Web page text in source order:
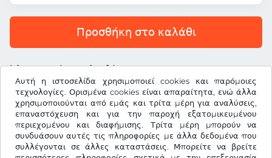
Αυτή η ιστοσελίδα χρησιμοποιεί cookies και παρόμοιες
τεχνολογίες. Ορισμένα cookies είναι απαραίτητα, ενώ άλλα
χρησιμοποιούνται από εμάς και τρίτα μέρη για αναλύσεις,
επαναστόχευση και για την παροχή εξατομικευμένου
περιεχομένου και διαφήμισης. Τρίτα μέρη μπορούν να
συνδυάσουν αυτές τις πληροφορίες με άλλα δεδομένα που
συλλέγονται σε άλλες καταστάσεις. Μπορείτε να βρείτε
Προσθήκη στο καλάθι
Όλες οι τιμές περιλαμβάνουν ΦΠΑ.
€EUR